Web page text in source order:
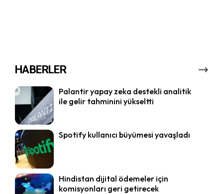
HABERLER
Palantir yapay zeka destekli analitik
ile gelir tahminini yükseltti
Spotify kullanıcı büyümesi yavaşladı
Hindistan dijital ödemeler için
komisyonları geri getirecek